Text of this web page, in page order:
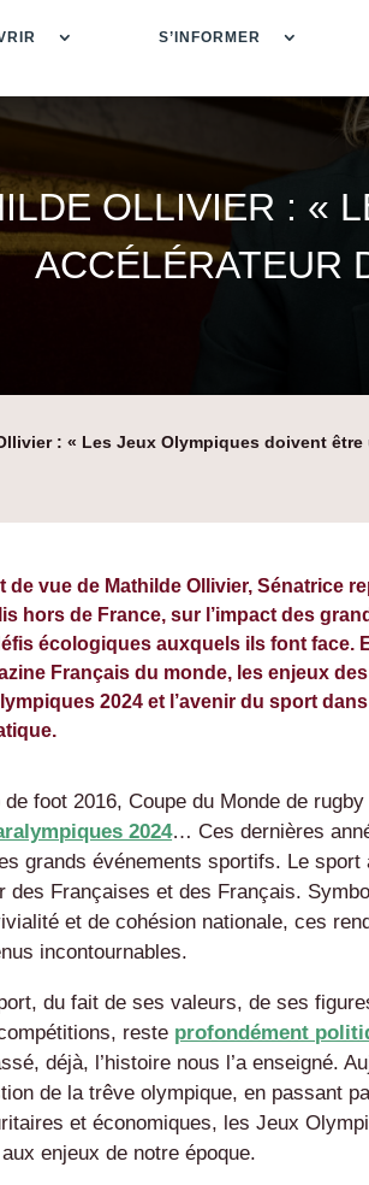
S’INFORMER
OLLIVIER : «
ACCÉLÉRATEUR
: « Les Jeux Olympiques doivent
de vue de Mathilde Ollivier, Sénatrice
hors de France, sur l’impact des
écologiques auxquels ils font face.
Français du monde, les enjeux
2024 et l’avenir du sport
de foot 2016, Coupe du Monde de
2024… Ces dernières
grands événements sportifs. Le sport
Françaises et des Français.
et de cohésion nationale, ces
incontournables.
du fait de ses valeurs, de ses
reste profondément
déjà, l’histoire nous l’a enseigné.
de la trêve olympique, en passant
et économiques, les Jeux
enjeux de notre époque.